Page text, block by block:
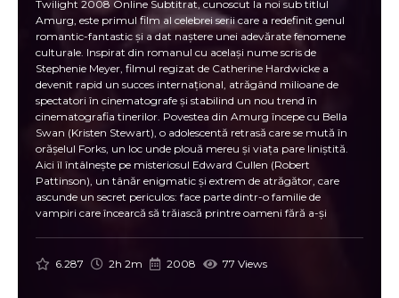
Twilight 2008 Online Subtitrat, cunoscut la noi sub titlul
Amurg, este primul film al celebrei serii care a redefinit genul
romantic-fantastic și a dat naștere unei adevărate fenomene
culturale. Inspirat din romanul cu același nume scris de
Stephenie Meyer, filmul regizat de Catherine Hardwicke a
devenit rapid un succes internațional, atrăgând milioane de
spectatori în cinematografe și stabilind un nou trend în
cinematografia tinerilor. Povestea din Amurg începe cu Bella
Swan (Kristen Stewart), o adolescentă retrasă care se mută în
orășelul Forks, un loc unde plouă mereu și viața pare liniștită.
Aici îl întâlnește pe misteriosul Edward Cullen (Robert
Pattinson), un tânăr enigmatic și extrem de atrăgător, care
ascunde un secret periculos: face parte dintr-o familie de
vampiri care încearcă să trăiască printre oameni fără a-și
înfrunte obstacole majore, de la diferențele dintre lumea umană
6.287 2h 2m 2008 77 Views